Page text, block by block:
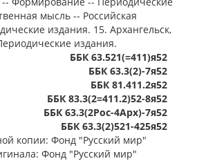
мысль -- Российская
издания. 15. Архангельск,
издания.
ББК 63.521(=411)я52
ББК 63.3(2)-7я52
ББК 81.411.2я52
ББК 83.3(2=411.2)52-8я52
ББК 63.3(2Рос-4Арх)-7я52
ББК 63.3(2)521-425я52
копии: Фонд "Русский мир"
Фонд "Русский мир"